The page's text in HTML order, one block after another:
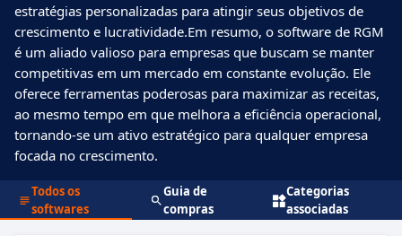
estratégias personalizadas para atingir seus objetivos de
crescimento e lucratividade.Em resumo, o software de RGM
é um aliado valioso para empresas que buscam se manter
competitivas em um mercado em constante evolução. Ele
oferece ferramentas poderosas para maximizar as receitas,
ao mesmo tempo em que melhora a eficiência operacional,
tornando-se um ativo estratégico para qualquer empresa
focada no crescimento.
Todos os
softwares
Guia de
compras
Categorias
associadas